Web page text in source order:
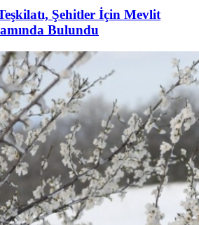
Şehitler İçin Mevlit
Bulundu